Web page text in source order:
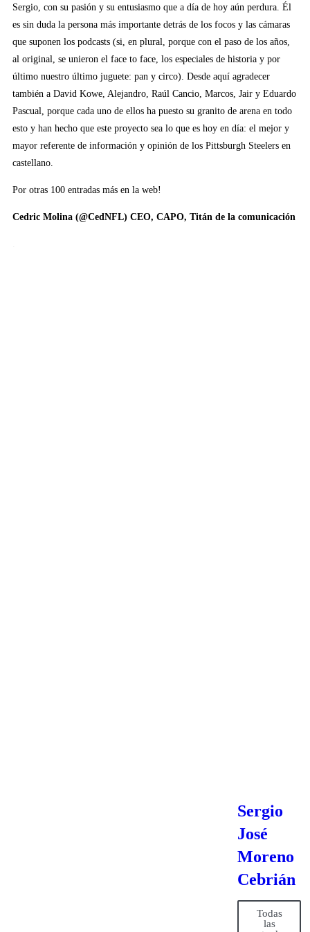
Sergio, con su pasión y su entusiasmo que a día de hoy aún perdura. Él
es sin duda la persona más importante detrás de los focos y las cámaras
que suponen los podcasts (si, en plural, porque con el paso de los años,
al original, se unieron el face to face, los especiales de historia y por
último nuestro último juguete: pan y circo). Desde aquí agradecer
también a David Kowe, Alejandro, Raúl Cancio, Marcos, Jair y Eduardo
Pascual, porque cada uno de ellos ha puesto su granito de arena en todo
esto y han hecho que este proyecto sea lo que es hoy en día: el mejor y
mayor referente de información y opinión de los Pittsburgh Steelers en
castellano.
Por otras 100 entradas más en la web!
Cedric Molina (@CedNFL) CEO, CAPO, Titán de la comunicación
Sergio
José
Moreno
Cebrián
Todas
las